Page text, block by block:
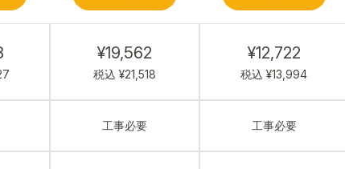
¥19,562
税込 ¥21,518
工事必要
¥12,722
税込 ¥13,994
工事必要